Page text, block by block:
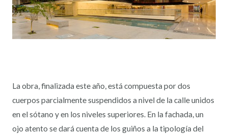
La obra, finalizada este año, está compuesta por dos
cuerpos parcialmente suspendidos a nivel de la calle unidos
en el sótano y en los niveles superiores. En la fachada, un
ojo atento se dará cuenta de los guiños a la tipología del